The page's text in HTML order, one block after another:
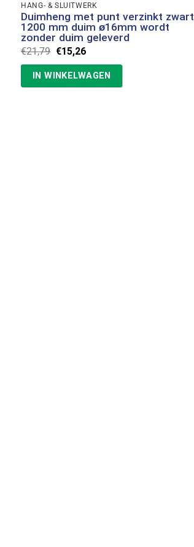
HANG- & SLUITWERK
Duimheng met punt verzinkt zwart
1200 mm duim ø16mm wordt
zonder duim geleverd
€21,79 Oorspronkelijke
prijs
€21,79.
€15,26Huidige
€15,26.
IN WINKELWAGEN